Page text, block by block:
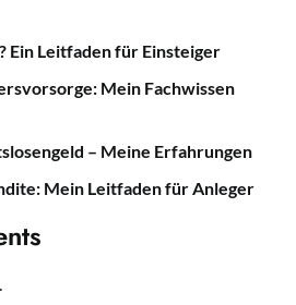
Ein Leitfaden für Einsteiger
Mein Fachwissen
– Meine Erfahrungen
Mein Leitfaden für Anleger